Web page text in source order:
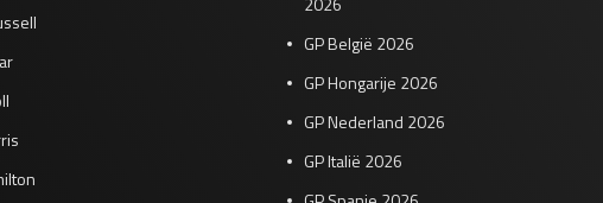
GP België 2026
GP Hongarije 2026
GP Nederland 2026
GP Italië 2026